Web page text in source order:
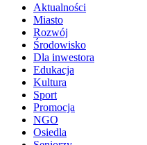
Aktualności
Miasto
Rozwój
Środowisko
Dla inwestora
Edukacja
Kultura
Sport
Promocja
NGO
Osiedla